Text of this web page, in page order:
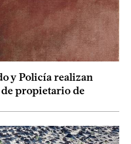
y Policía realizan
propietario de